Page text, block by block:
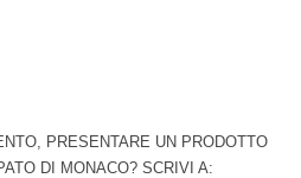
PRESENTARE UN PRODOTTO
DI MONACO? SCRIVI A: